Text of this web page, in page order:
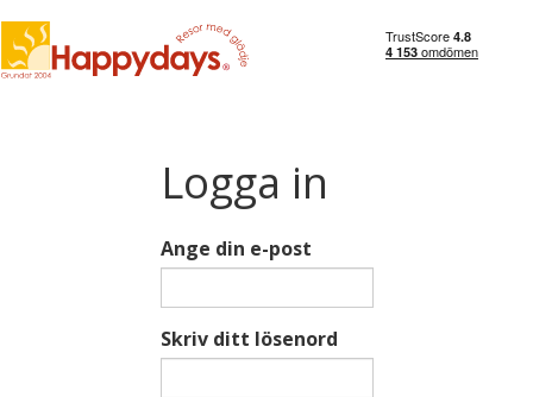
Logga in
Ange din e-post
Skriv ditt lösenord